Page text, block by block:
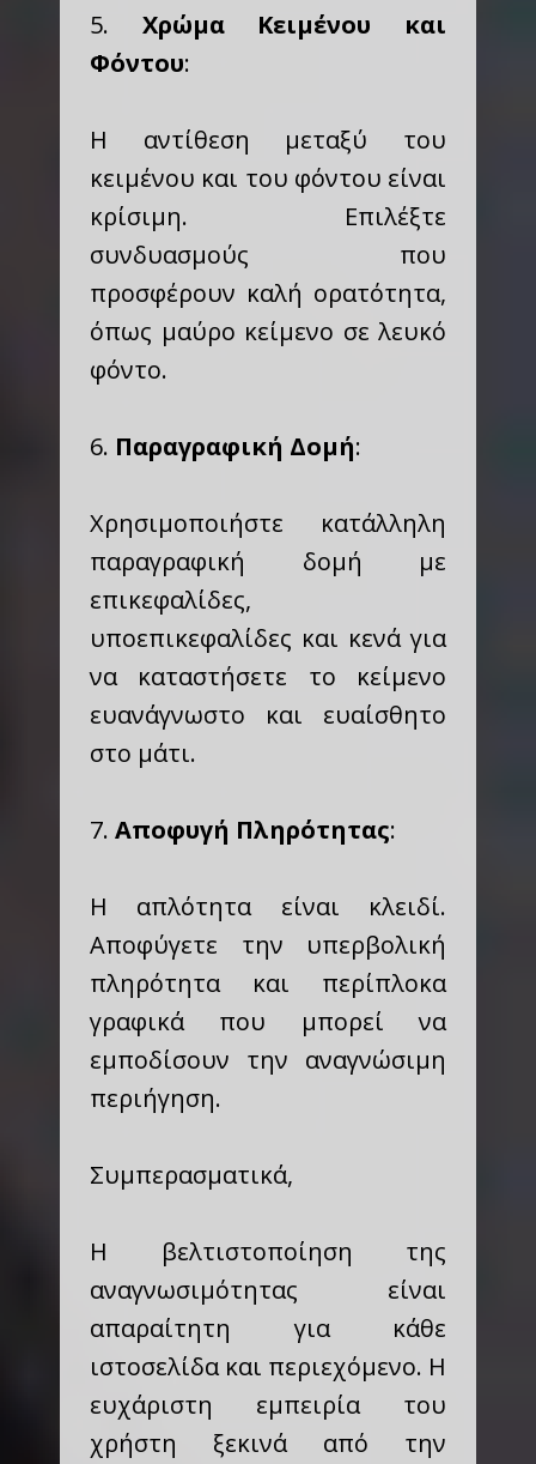
5. Χρώμα Κειμένου και
Φόντου:
Η αντίθεση μεταξύ του
κειμένου και του φόντου είναι
κρίσιμη. Επιλέξτε
συνδυασμούς που
προσφέρουν καλή ορατότητα,
όπως μαύρο κείμενο σε λευκό
φόντο.
6. Παραγραφική Δομή:
Χρησιμοποιήστε κατάλληλη
παραγραφική δομή με
επικεφαλίδες,
υποεπικεφαλίδες και κενά για
να καταστήσετε το κείμενο
ευανάγνωστο και ευαίσθητο
στο μάτι.
7. Αποφυγή Πληρότητας:
Η απλότητα είναι κλειδί.
Αποφύγετε την υπερβολική
πληρότητα και περίπλοκα
γραφικά που μπορεί να
εμποδίσουν την αναγνώσιμη
περιήγηση.
Συμπερασματικά,
Η βελτιστοποίηση της
αναγνωσιμότητας είναι
απαραίτητη για κάθε
ιστοσελίδα και περιεχόμενο. Η
ευχάριστη εμπειρία του
χρήστη ξεκινά από την